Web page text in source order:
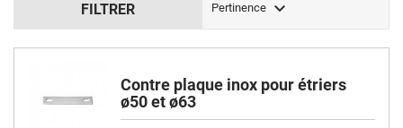
FILTRER Pertinence 
Contre plaque inox pour étriers
ø50 et ø63